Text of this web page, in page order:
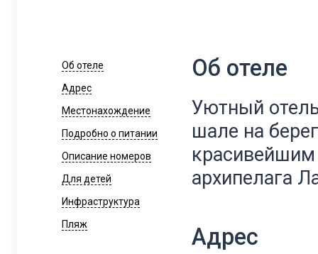
Об отеле
Адрес
Местонахождение
Подробно о питании
Описание номеров
Для детей
Инфраструктура
Пляж
Об отеле
Уютный
шале на
архипелага
Адрес